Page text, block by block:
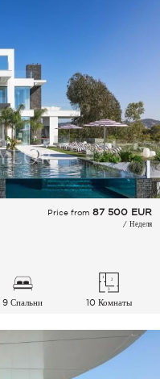
Price from 87 500 EUR
/ Неделя
9 Спальни 10 Комнаты